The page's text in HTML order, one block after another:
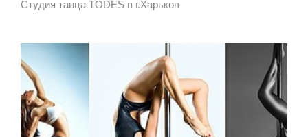
Студия танца TОDES в г.Харьков